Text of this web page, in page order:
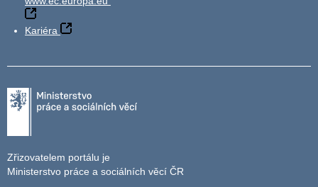
Kariéra
Zřizovatelem portálu je
Ministerstvo práce a sociálních věcí ČR